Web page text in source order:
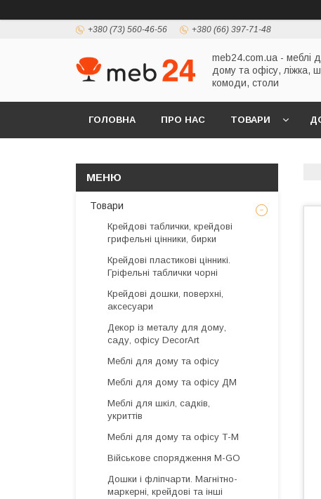
+380 (73) 560-46-56 +380 (66) 397-71-48
meb24.com.ua - меблі
дому та офісу, ліжка,
комоди, столи
ГОЛОВНА ПРО НАС ТОВАРИ
Товари
Крейдові таблички, крейдові
грифельні цінники, бирки
Крейдові пластикові цінникі.
Гріфельні таблички чорні
Крейдові дошки, поверхні,
аксесуари
Декор із металу для дому,
саду, офісу DecorArt
Меблі для дому та офісу
Меблі для дому та офісу ДМ
Меблі для шкіл, садків,
укриттів
Меблі для дому та офісу Т-М
Військове спорядження M-GO
Дошки і фліпчарти. Магнітно-
маркерні, крейдові та інші